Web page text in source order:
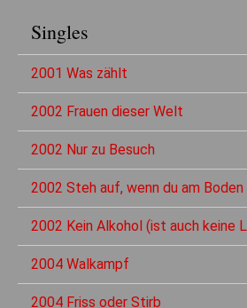
Singles
2001 Was zählt
2002 Frauen dieser Welt
2002 Nur zu Besuch
2002 Steh auf, wenn du am
2002 Kein Alkohol (ist auch keine
2004 Walkampf
2004 Friss oder Stirb